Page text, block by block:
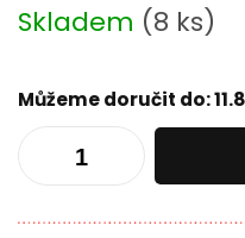
Měrná
cena:
Skladem (8 ks)
Můžeme doručit do: